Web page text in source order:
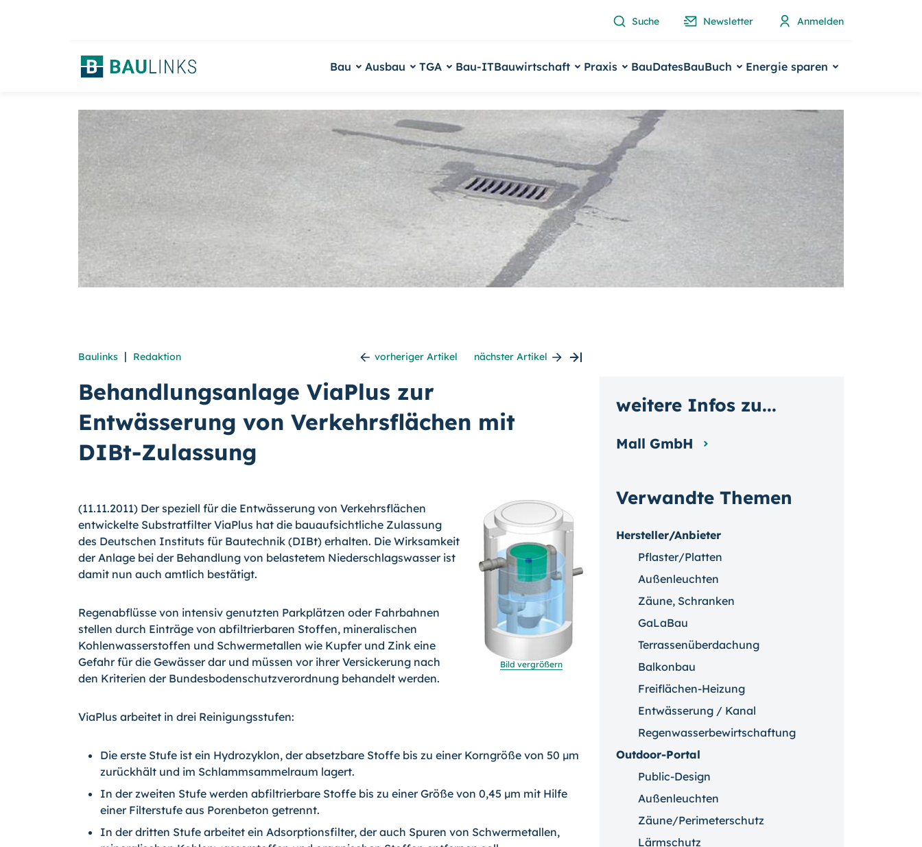
Suche Newsletter Anmelden
Bau Ausbau TGA Bau-ITBauwirtschaft Praxis BauDatesBauBuch Energie sparen
Baulinks | Redaktion vorheriger Artikel nächster Artikel
Behandlungsanlage ViaPlus zur
Entwässerung von Verkehrsflächen mit
DIBt-Zulassung
Bild vergrößern
(11.11.2011) Der speziell für die Entwässerung von Verkehrsflächen
entwickelte Substratfilter ViaPlus hat die bauaufsichtliche Zulassung
des Deutschen Instituts für Bautechnik (DIBt) erhalten. Die Wirksamkeit
der Anlage bei der Behandlung von belastetem Niederschlagswasser ist
damit nun auch amtlich bestätigt.
Regenabflüsse von intensiv genutzten Parkplätzen oder Fahrbahnen
stellen durch Einträge von abfiltrierbaren Stoffen, mineralischen
Kohlenwasserstoffen und Schwermetallen wie Kupfer und Zink eine
Gefahr für die Gewässer dar und müssen vor ihrer Versickerung nach
den Kriterien der Bundesbodenschutzverordnung behandelt werden.
ViaPlus arbeitet in drei Reinigungsstufen:
Die erste Stufe ist ein Hydrozyklon, der absetzbare Stoffe bis zu einer Korngröße von 50 µm
zurückhält und im Schlammsammelraum lagert.
In der zweiten Stufe werden abfiltrierbare Stoffe bis zu einer Größe von 0,45 µm mit Hilfe
einer Filterstufe aus Porenbeton getrennt.
In der dritten Stufe arbeitet ein Adsorptionsfilter, der auch Spuren von Schwermetallen,
Verwandte Themen
Hersteller/Anbieter
Pflaster/Platten
Außenleuchten
Zäune, Schranken
GaLaBau
Terrassenüberdachung
Balkonbau
Freiflächen-Heizung
Entwässerung / Kanal
Regenwasserbewirtschaftung
Outdoor-Portal
Public-Design
Außenleuchten
Zäune/Perimeterschutz
Lärmschutz
weitere Infos zu...
Mall GmbH